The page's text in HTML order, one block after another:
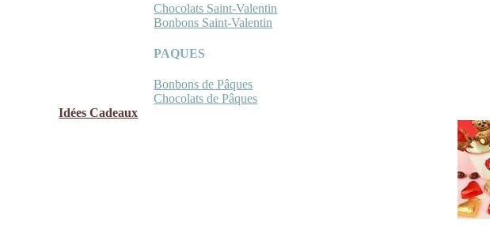
Chocolats Saint-Valentin
Bonbons Saint-Valentin
PAQUES
Bonbons de Pâques
Chocolats de Pâques
Idées Cadeaux